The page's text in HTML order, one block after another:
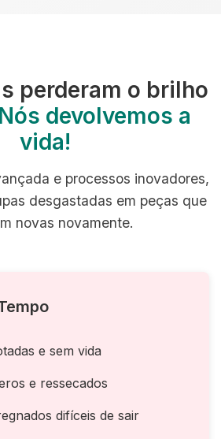
perderam o brilho
Nós devolvemos a
vida!
e processos inovadores,
desgastadas em peças que
novas novamente.
e sem vida
e ressecados
difíceis de sair